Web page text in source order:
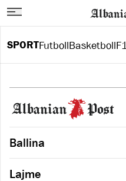
SPORTFutbollBasketbollF1
Ballina
Lajme